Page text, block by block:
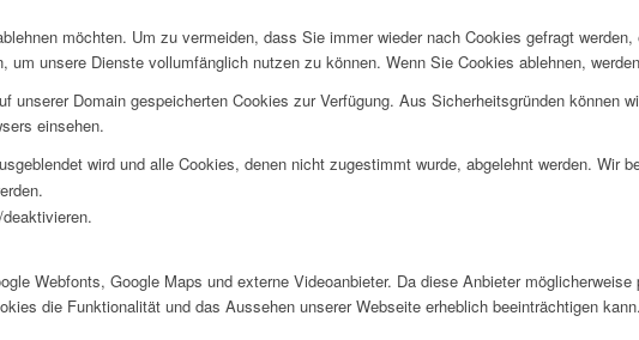
möchten. Um zu vermeiden, dass Sie immer wieder nach Cookies gefragt
unsere Dienste vollumfänglich nutzen zu können. Wenn Sie Cookies ablehnen,
unserer Domain gespeicherten Cookies zur Verfügung. Aus Sicherheitsgründen können
einsehen.
wird und alle Cookies, denen nicht zugestimmt wurde, abgelehnt werden. Wir
Webfonts, Google Maps und externe Videoanbieter. Da diese Anbieter
die Funktionalität und das Aussehen unserer Webseite erheblich beeinträchtigen